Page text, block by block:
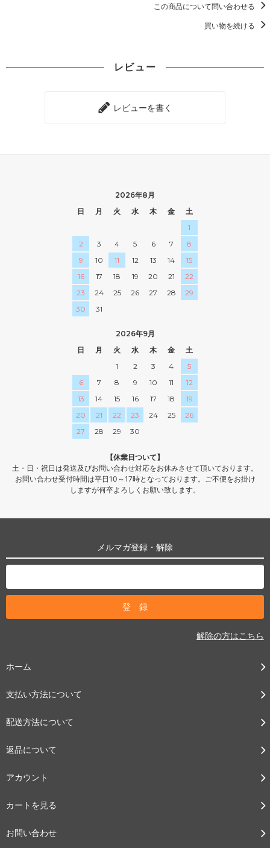
この商品について問い合わせる
買い物を続ける
レビュー
レビューを書く
2026年8月
日
月 火 水 木 金
土
1
2
3 4 5 6 7
8
9
10 11 12 13 14
15
16
17 18 19 20 21
22
23
24 25 26 27 28
29
30
31
2026年9月
日
月 火 水 木 金
土
1
2 3 4
5
6
7 8 9 10 11
12
13
14 15 16 17 18
19
20
21 22 23 24 25
26
27
28 29 30
【休業日ついて】
土・日・祝日は発送及びお問い合わせ対応をお休みさせて頂いております。
お問い合わせ受付時間は平日10～17時となっております。ご不便をお掛け
しますが何卒よろしくお願い致します。
メルマガ登録・解除
解除の方はこちら
ホーム
支払い方法について
配送方法について
返品について
アカウント
カートを見る
お問い合わせ